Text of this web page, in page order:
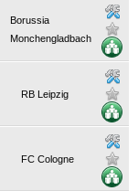
Borussia
Monchengladbach
RB Leipzig
FC Cologne